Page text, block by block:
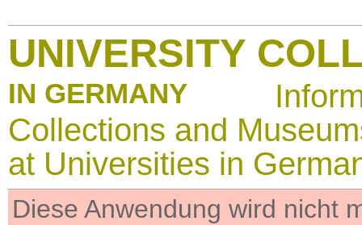
UNIVERSITY
IN GERMANY
Collections and
at Universities in
Diese Anwendung wird nicht